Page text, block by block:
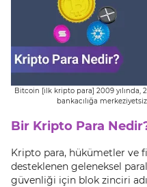
Bitcoin [ilk kripto para] 2009 yılında,
bankacılığa
Bir Kripto Para
Kripto para, hükümetler ve
desteklenen geleneksel
güvenliği için blok zinciri